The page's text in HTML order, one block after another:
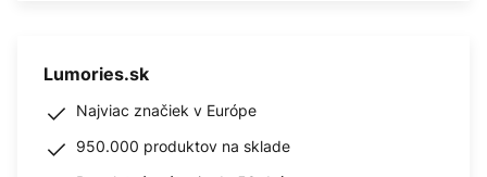
Lumories.sk
Najviac značiek v Európe
950.000 produktov na sklade